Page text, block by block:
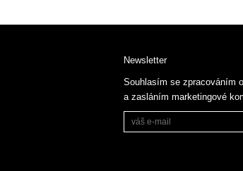
Newsletter
Souhlasím se zpracováním
a zasláním marketingové